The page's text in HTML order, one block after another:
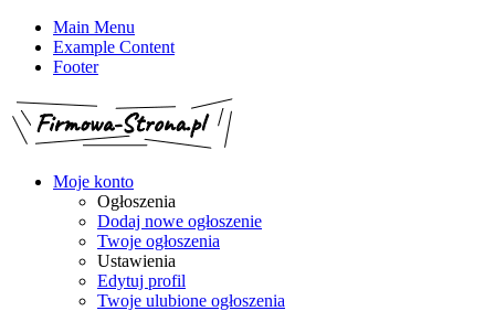
Main Menu
Example Content
Footer
Moje konto
Ogłoszenia
Dodaj nowe ogłoszenie
Twoje ogłoszenia
Ustawienia
Edytuj profil
Twoje ulubione ogłoszenia